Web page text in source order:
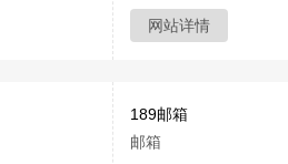
网站详情
189邮箱
邮箱